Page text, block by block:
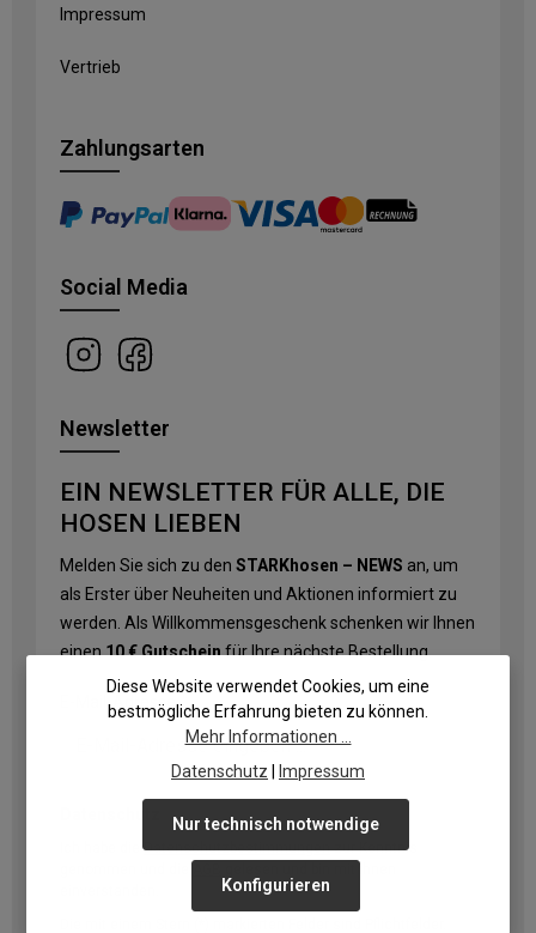
Impressum
Vertrieb
Zahlungsarten
Social Media
Newsletter
EIN NEWSLETTER FÜR ALLE, DIE
HOSEN LIEBEN
Melden Sie sich zu den STARKhosen – NEWS an, um
als Erster über Neuheiten und Aktionen informiert zu
werden. Als Willkommensgeschenk schenken wir Ihnen
einen10 € Gutscheinfür Ihre nächste Bestellung.
E-Mail-Adresse*
Ich habe dieDatenschutzbestimmungenzur Kenntnis
Diese Website verwendet Cookies, um eine
bestmögliche Erfahrung bieten zu können.
Mehr Informationen ...
Datenschutz
Impressum
Nur technisch notwendige
Konfigurieren